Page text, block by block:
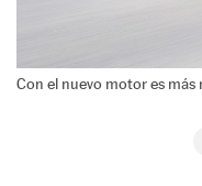
Con el nuevo motor es más